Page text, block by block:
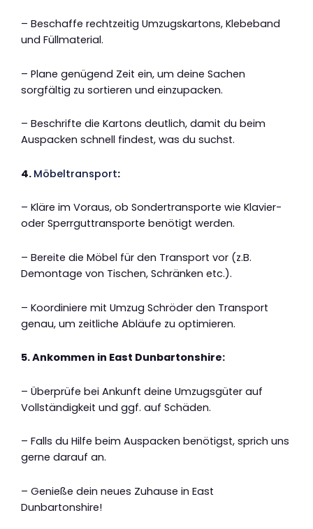
– Beschaffe rechtzeitig Umzugskartons, Klebeband
und Füllmaterial.
– Plane genügend Zeit ein, um deine Sachen
sorgfältig zu sortieren und einzupacken.
– Beschrifte die Kartons deutlich, damit du beim
Auspacken schnell findest, was du suchst.
4. Möbeltransport:
– Kläre im Voraus, ob Sondertransporte wie Klavier-
oder Sperrguttransporte benötigt werden.
– Bereite die Möbel für den Transport vor (z.B.
Demontage von Tischen, Schränken etc.).
– Koordiniere mit Umzug Schröder den Transport
genau, um zeitliche Abläufe zu optimieren.
5. Ankommen in East Dunbartonshire:
– Überprüfe bei Ankunft deine Umzugsgüter auf
Vollständigkeit und ggf. auf Schäden.
– Falls du Hilfe beim Auspacken benötigst, sprich uns
gerne darauf an.
– Genieße dein neues Zuhause in East
Dunbartonshire!